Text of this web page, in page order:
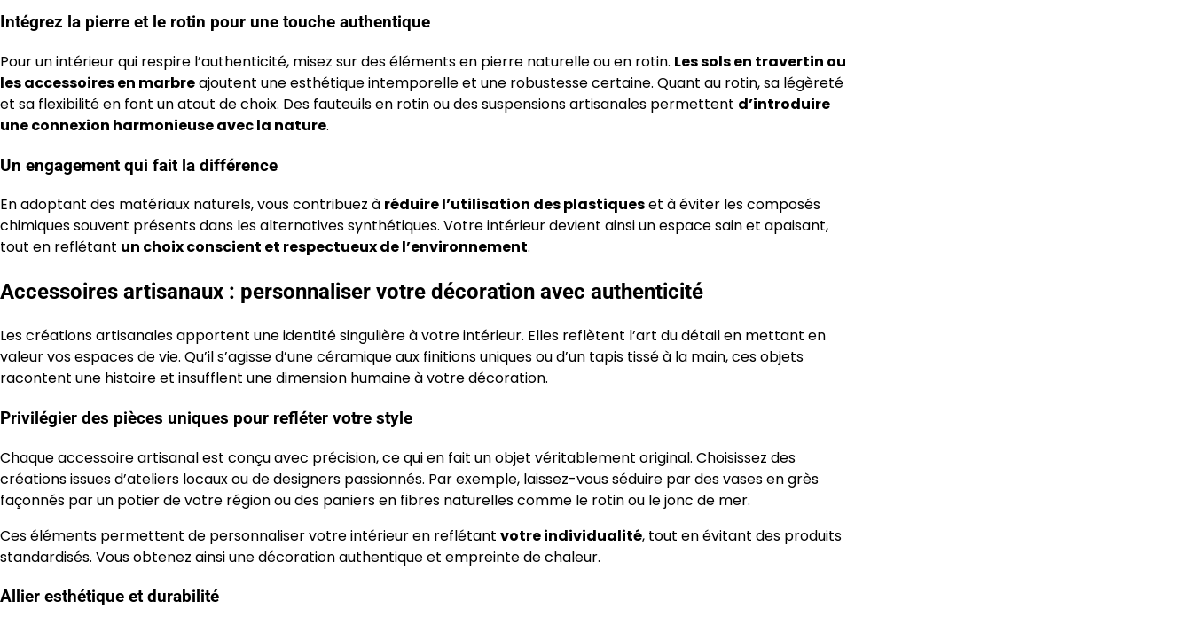
Intégrez la pierre et le rotin pour une touche authentique
Pour un intérieur qui respire l’authenticité, misez sur des éléments en pierre naturelle ou en rotin. Les sols en travertin ou
les accessoires en marbreajoutent une esthétique intemporelle et une robustesse certaine. Quant au rotin, sa légèreté
et sa flexibilité en font un atout de choix. Des fauteuils en rotin ou des suspensions artisanales permettent d’introduire
une connexion harmonieuse avec la nature.
Un engagement qui fait la différence
En adoptant des matériaux naturels, vous contribuez à réduire l’utilisation des plastiqueset à éviter les composés
chimiques souvent présents dans les alternatives synthétiques. Votre intérieur devient ainsi un espace sain et apaisant,
tout en reflétant un choix conscient et respectueux de l’environnement.
Accessoires artisanaux : personnaliser votre décoration avec authenticité
Les créations artisanales apportent une identité singulière à votre intérieur. Elles reflètent l’art du détail en mettant en
valeur vos espaces de vie. Qu’il s’agisse d’une céramique aux finitions uniques ou d’un tapis tissé à la main, ces objets
racontent une histoire et insufflent une dimension humaine à votre décoration.
Privilégier des pièces uniques pour refléter votre style
Chaque accessoire artisanal est conçu avec précision, ce qui en fait un objet véritablement original. Choisissez des
créations issues d’ateliers locaux ou de designers passionnés. Par exemple, laissez-vous séduire par des vases en grès
façonnés par un potier de votre région ou des paniers en fibres naturelles comme le rotin ou le jonc de mer.
Ces éléments permettent de personnaliser votre intérieur en reflétant votre individualité, tout en évitant des produits
standardisés. Vous obtenez ainsi une décoration authentique et empreinte de chaleur.
Allier esthétique et durabilité